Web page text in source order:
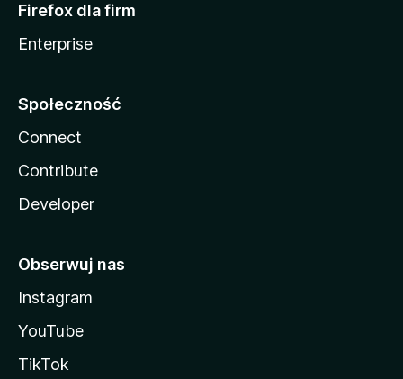
Firefox dla firm
Enterprise
Społeczność
Connect
Contribute
Developer
Obserwuj nas
Instagram
YouTube
TikTok